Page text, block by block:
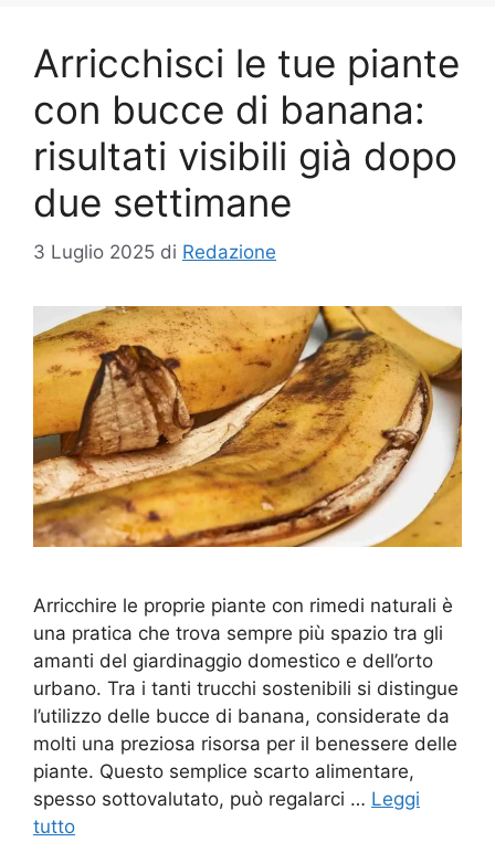
Arricchisci le tue piante
con bucce di banana:
risultati visibili già dopo
due settimane
3 Luglio 2025 di Redazione
Arricchire le proprie piante con rimedi naturali è
una pratica che trova sempre più spazio tra gli
amanti del giardinaggio domestico e dell’orto
urbano. Tra i tanti trucchi sostenibili si distingue
l’utilizzo delle bucce di banana, considerate da
molti una preziosa risorsa per il benessere delle
piante. Questo semplice scarto alimentare,
spesso sottovalutato, può regalarci … Leggi
tutto